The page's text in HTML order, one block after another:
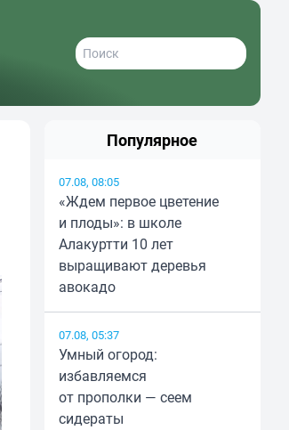
Популярное
07.08, 08:05
«Ждем первое цветение
и плоды»: в школе
Алакуртти 10 лет
выращивают деревья
авокадо
07.08, 05:37
Умный огород:
избавляемся
от прополки — сеем
сидераты